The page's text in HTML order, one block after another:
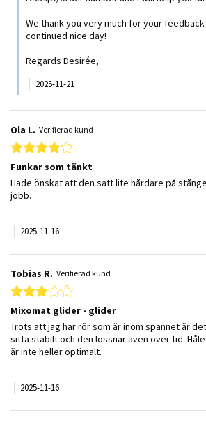
We thank you very much for your feedback
continued nice day!
Regards Desirée,
2025-11-21
Ola L. Verifierad kund
4.0 star rating
Funkar som tänkt
Review by Ola L. on 16 Nov 2025
review stating Funkar som tänkt
Hade önskat att den satt lite hårdare på
jobb.
2025-11-16
Tobias R. Verifierad kund
3.0 star rating
Mixomat glider - glider
Review by Tobias R. on 16 Nov 2025
review stating Mixomat glider - glider
Trots att jag har rör som är inom spannet är
sitta stabilt och den lossnar även över tid.
är inte heller optimalt.
2025-11-16